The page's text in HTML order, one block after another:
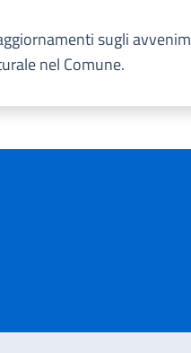
sugli
nel Comune.